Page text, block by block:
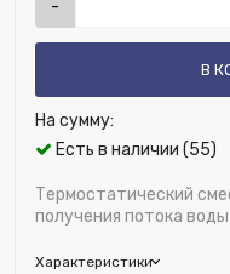
Есть в наличии (55)
Термостатический
получения потока
Характеристики
-
В
На сумму: